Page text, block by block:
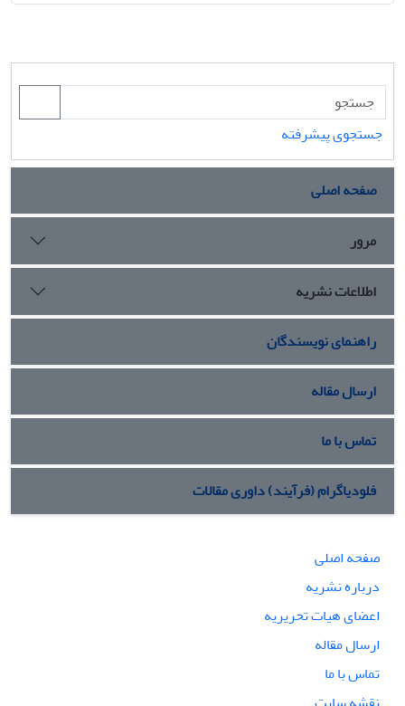
جستجوی پیشرفته
صفحه اصلی
مرور
اطلاعات نشریه
راهنمای نویسندگان
ارسال مقاله
تماس با ما
فلودیاگرام (فرآیند) داوری مقالات
صفحه اصلی
درباره نشریه
اعضای هیات تحریریه
ارسال مقاله
تماس با ما